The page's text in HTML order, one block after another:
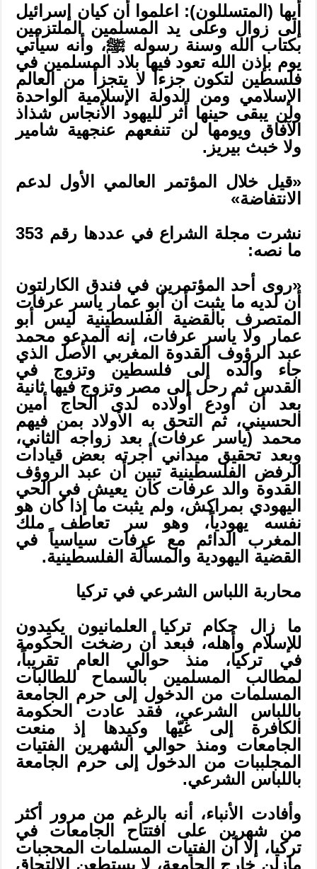
أيها (المتسللون): اعلموا أن كيان إسرائيل
إلى زوال وعلى يد المسلمين الملتزمين
بكتاب الله وسنة رسوله ﷺ، وأنه سيأتي
يوم بإذن الله تعود فيها بلاد المسلمين في
فلسطين لتكون جزءاً لا يتجزأ من العالم
الإسلامي ومن الدولة الإسلامية الواحدة
ولن يبقى حينها أثر لليهود الأنجاس شذاذ
الآفاق ويومها لن تنفعهم عنجهية شامير
ولا خبث بيريز.
«قيل خلال المؤتمر العالمي الأول لدعم
الانتفاضة»
نشرت مجلة الشراع في عددها رقم 353
ما نصه:
«روى أحد المؤتمرين في فندق الكارلتون
أن لديه ما يثبت أن أبو عمار ياسر عرفات
المتصرف بالقضية الفلسطينية ليس أبو
عمار ولا ياسر عرفات، إنه المدعو محمد
عبد الرؤوف القدوة المغربي الأصل الذي
جاء والده إلى فلسطين وتزوج في
القدس ثم رحل إلى مصر وتزوج فيها ثانية
بعد أن أودع أولاده لدى الحاج أمين
الحسيني، ثم التحق به الأولاد بمن فيهم
محمد (ياسر عرفات) بعد زواجه الثاني،
وبعد تحقيق ميداني أجرته بعض قيادات
الرفض الفلسطينية تبين أن عبد الروؤف
القدوة والد عرفات كان يعيش في الحي
اليهودي بمراكش، ولم يثبت ما إذا كان هو
نفسه يهودياً، وهو سر تعاطف ملك
المغرب الدائم مع عرفات سياسياً في
القضية اليهودية والمسألة الفلسطينية.
محاربة اللباس الشرعي في تركيا
ما زال حكام تركيا العلمانيون يكيدون
للإسلام وأهله، فبعد أن رضخت الحكومة
في تركيا، منذ حوالي العام تقريباً،
لمطالب المسلمين بالسماح للطالبات
المسلمات من الدخول إلى حرم الجامعة
باللباس الشرعي، فقد عادت الحكومة
الكافرة إلى غيّها وكيدها إذ منعت
الجامعات ومنذ حوالي الشهرين الفتيات
المجلببات من الدخول إلى حرم الجامعة
باللباس الشرعي.
وأفادت الأنباء، أنه بالرغم من مرور أكثر
من شهرين على افتتاح الجامعات في
تركيا، إلا أن الفتيات المسلمات المحجبات
مازلن خارج الجامعة، لا يستطعن الالتحاق